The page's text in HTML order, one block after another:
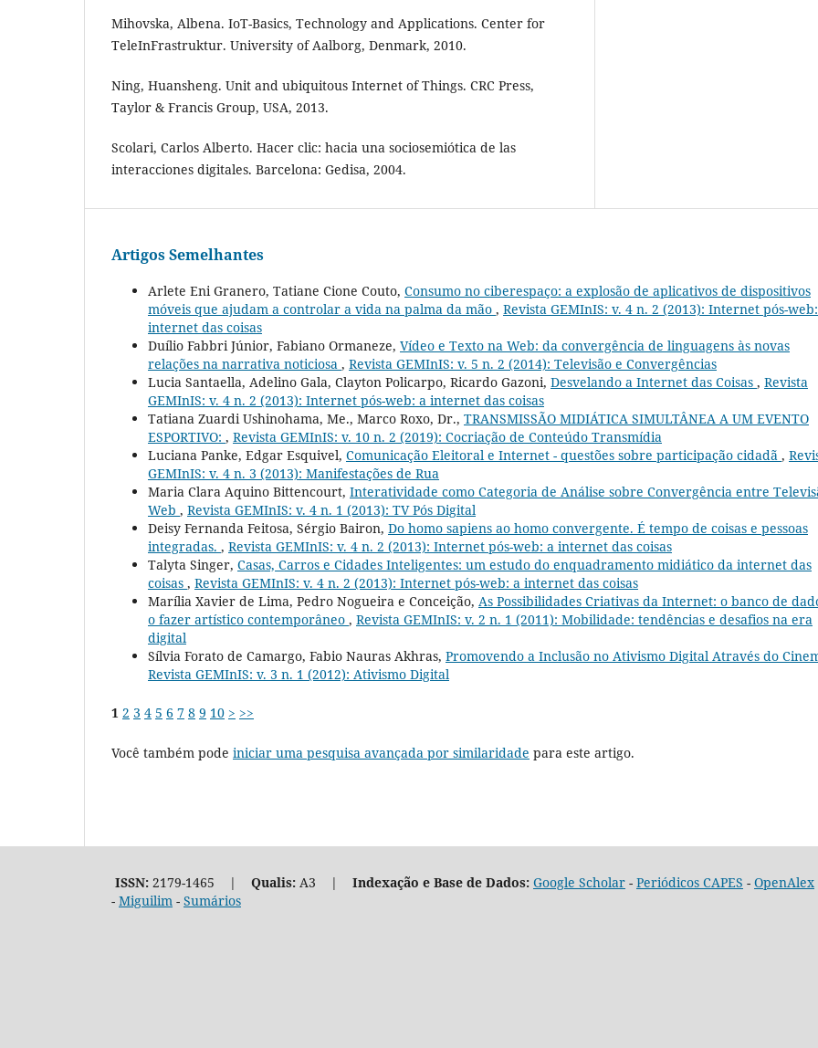
Mihovska, Albena. IoT-Basics, Technology and Applications. Center for
TeleInFrastruktur. University of Aalborg, Denmark, 2010.
Ning, Huansheng. Unit and ubiquitous Internet of Things. CRC Press,
Taylor & Francis Group, USA, 2013.
Scolari, Carlos Alberto. Hacer clic: hacia una sociosemiótica de las
interacciones digitales. Barcelona: Gedisa, 2004.
Artigos Semelhantes
Arlete Eni Granero, Tatiane Cione Couto, Consumo no ciberespaço: a explosão de aplicativos de dispositivos
móveis que ajudam a controlar a vida na palma da mão , Revista GEMInIS: v. 4 n. 2 (2013): Internet pós-
internet das coisas
Duílio Fabbri Júnior, Fabiano Ormaneze, Vídeo e Texto na Web: da convergência de linguagens às novas
relações na narrativa noticiosa , Revista GEMInIS: v. 5 n. 2 (2014): Televisão e Convergências
Lucia Santaella, Adelino Gala, Clayton Policarpo, Ricardo Gazoni, Desvelando a Internet das Coisas , Revista
GEMInIS: v. 4 n. 2 (2013): Internet pós-web: a internet das coisas
Tatiana Zuardi Ushinohama, Me., Marco Roxo, Dr., TRANSMISSÃO MIDIÁTICA SIMULTÂNEA A UM EVENTO
ESPORTIVO: , Revista GEMInIS: v. 10 n. 2 (2019): Cocriação de Conteúdo Transmídia
Luciana Panke, Edgar Esquivel, Comunicação Eleitoral e Internet - questões sobre participação cidadã ,
GEMInIS: v. 4 n. 3 (2013): Manifestações de Rua
Maria Clara Aquino Bittencourt, Interatividade como Categoria de Análise sobre Convergência entre
Web , Revista GEMInIS: v. 4 n. 1 (2013): TV Pós Digital
Deisy Fernanda Feitosa, Sérgio Bairon, Do homo sapiens ao homo convergente. É tempo de coisas e pessoas
integradas. , Revista GEMInIS: v. 4 n. 2 (2013): Internet pós-web: a internet das coisas
Talyta Singer, Casas, Carros e Cidades Inteligentes: um estudo do enquadramento midiático da internet das
coisas , Revista GEMInIS: v. 4 n. 2 (2013): Internet pós-web: a internet das coisas
Marília Xavier de Lima, Pedro Nogueira e Conceição, As Possibilidades Criativas da Internet: o banco de
o fazer artístico contemporâneo , Revista GEMInIS: v. 2 n. 1 (2011): Mobilidade: tendências e desafios na era
digital
Sílvia Forato de Camargo, Fabio Nauras Akhras, Promovendo a Inclusão no Ativismo Digital Através do
Revista GEMInIS: v. 3 n. 1 (2012): Ativismo Digital
1 2 3 4 5 6 7 8 9 10 > >>
Você também pode iniciar uma pesquisa avançada por similaridade para este artigo.
ISSN: 2179-1465 | Qualis: A3 | Indexação e Base de Dados: Google Scholar - Periódicos CAPES - OpenAlex
- Miguilim - Sumários